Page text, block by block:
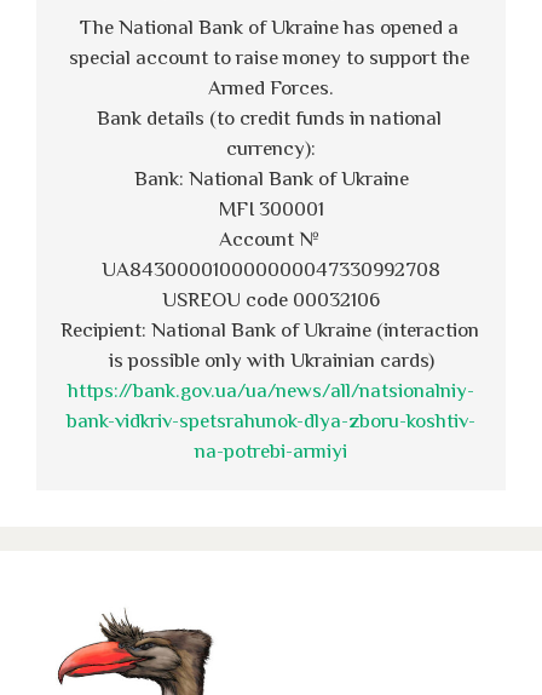
The National Bank of Ukraine has opened a
special account to raise money to support the
Armed Forces.
Bank details (to credit funds in national
currency):
Bank: National Bank of Ukraine
MFI 300001
Account №
UA843000010000000047330992708
USREOU code 00032106
Recipient: National Bank of Ukraine (interaction
is possible only with Ukrainian cards)
https://bank.gov.ua/ua/news/all/natsionalniy-
bank-vidkriv-spetsrahunok-dlya-zboru-koshtiv-
na-potrebi-armiyi